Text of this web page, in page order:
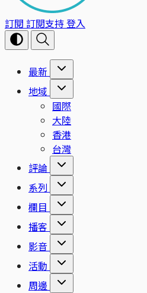
訂閱 訂閱支持登入
最新
地域
國際
大陸
香港
台灣
評論
系列
欄目
播客
影音
活動
周邊